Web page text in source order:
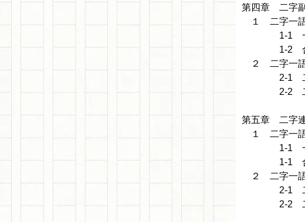
第四章 二字
１ 二字一語
1-1 一語
1-2 合符
２ 二字一語
2-1 二字一
2-2 二字一
第五章 二字
１ 二字一語
1-1 一語
1-1 合符
２ 二字一語
2-1 二字一
2-2 二字一